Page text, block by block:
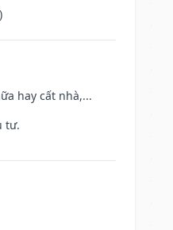
hay cất nhà,...
tư.